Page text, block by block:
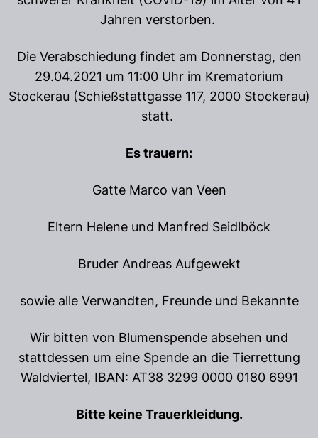
Jahren verstorben.
Die Verabschiedung findet am Donnerstag, den
29.04.2021 um 11:00 Uhr im Krematorium
Stockerau (Schießstattgasse 117, 2000 Stockerau)
statt.
Es trauern:
Gatte Marco van Veen
Eltern Helene und Manfred Seidlböck
Bruder Andreas Aufgewekt
sowie alle Verwandten, Freunde und Bekannte
Wir bitten von Blumenspende absehen und
stattdessen um eine Spende an die Tierrettung
Waldviertel, IBAN: AT38 3299 0000 0180 6991
Bitte keine Trauerkleidung.